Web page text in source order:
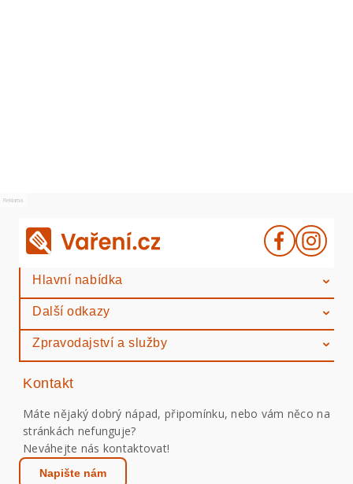
Reklama
Hlavní nabídka
Další odkazy
Zpravodajství a služby
Kontakt
Máte nějaký dobrý nápad, připomínku, nebo vám něco na
stránkách nefunguje?
Neváhejte nás kontaktovat!
Napište nám